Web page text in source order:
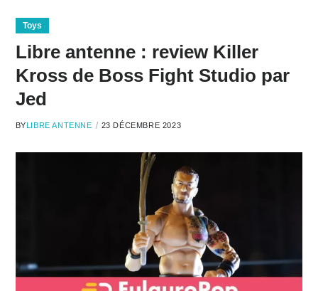
Toys
Libre antenne : review Killer
Kross de Boss Fight Studio par
Jed
BYLIBRE ANTENNE 23 DÉCEMBRE 2023